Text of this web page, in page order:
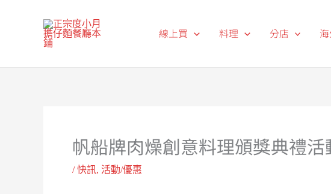
線上買 料理 分店
帆船牌肉燥創意料理頒獎典禮活
/快訊, 活動/優惠